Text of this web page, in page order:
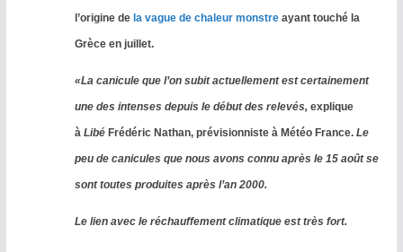
l’origine de la vague de chaleur monstreayant touché la
Grèce en juillet.
«La canicule que l’on subit actuellement est certainement
une des intenses depuis le début des relevés, explique
à Libé Frédéric Nathan, prévisionniste à Météo France.Le
peu de canicules que nous avons connu après le 15 août se
sont toutes produites après l’an 2000.
Le lien avec le réchauffement climatique est très fort.